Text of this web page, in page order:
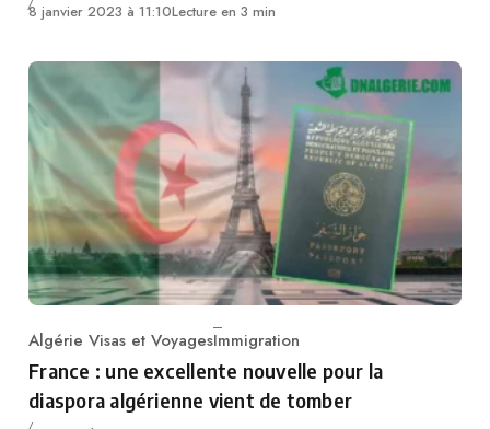
8 janvier 2023 à 11:10Lecture en 3 min
Category
Algérie Visas et VoyagesImmigration
France : une excellente nouvelle pour la
diaspora algérienne vient de tomber